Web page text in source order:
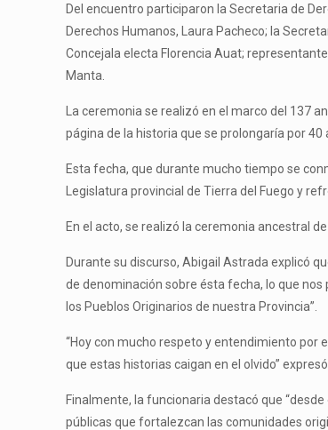
Del encuentro participaron la Secretaria de
Derechos Humanos, Laura Pacheco; la
Concejala electa Florencia Auat;
Manta.
La ceremonia se realizó en el marco del 137
página de la historia que se prolongaría por 40
Esta fecha, que durante mucho tiempo se
Legislatura provincial de Tierra del Fuego y
En el acto, se realizó la ceremonia ancestral
Durante su discurso, Abigail Astrada explicó
de denominación sobre ésta fecha, lo que nos
los Pueblos Originarios de nuestra Provincia”.
“Hoy con mucho respeto y entendimiento por
que estas historias caigan en el olvido” expresó.
Finalmente, la funcionaria destacó que
públicas que fortalezcan las comunidades